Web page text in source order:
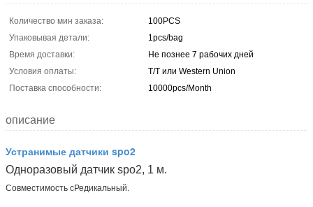
Количество мин заказа:
100PCS
Упаковывая детали:
1pcs/bag
Время доставки:
Не познее 7 рабочих дней
Условия оплаты:
T/T или Western Union
Поставка способности:
10000pcs/Month
описание
Устранимые датчики spo2
Одноразовый датчик spo2, 1 м.
Совместимость сРедикальный.